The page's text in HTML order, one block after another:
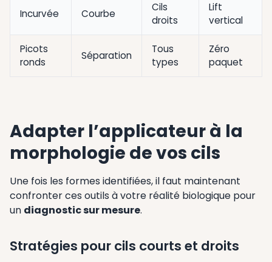
Incurvée Courbe
Cils
droits
Lift
vertical
Picots
ronds
Séparation
Tous
types
Zéro
paquet
Adapter l’applicateur à la
morphologie de vos cils
Une fois les formes identifiées, il faut maintenant
confronter ces outils à votre réalité biologique pour
un diagnostic sur mesure.
Stratégies pour cils courts et droits